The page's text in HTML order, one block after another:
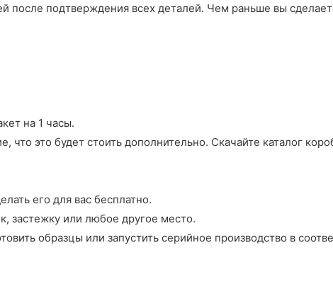
после подтверждения всех деталей. Чем раньше вы
на 1 часы.
это будет стоить дополнительно. Скачайте каталог
его для вас бесплатно.
застежку или любое другое место.
образцы или запустить серийное производство в